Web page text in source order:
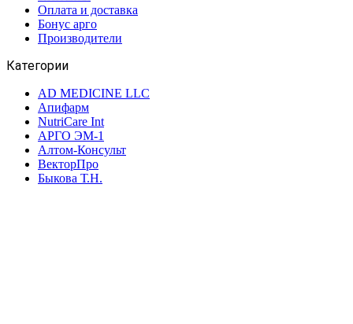
Оплата и доставка
Бонус арго
Производители
Категории
AD MEDICINE LLC
Апифарм
NutriCare Int
АРГО ЭМ-1
Алтом-Консульт
ВекторПро
Быкова Т.Н.